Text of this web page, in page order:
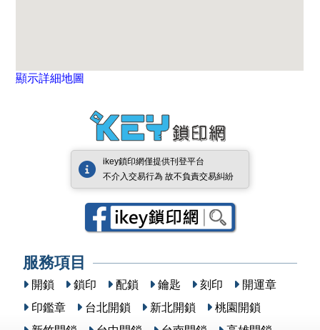
顯示詳細地圖
ikey鎖印網僅提供刊登平台
不介入交易行為 故不負責交易糾紛
服務項目
開鎖 鎖印 配鎖 鑰匙 刻印
開運章
印鑑章
台北開鎖 新北開鎖
桃園開鎖